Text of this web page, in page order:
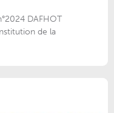
DAFHOT
de la